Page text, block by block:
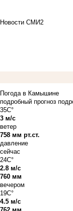
Новости СМИ2
Погода в Камышине
подробный прогноз
35C°
3 м/с
ветер
758 мм рт.ст.
давление
сейчас
24C°
2.8 м/с
760 мм
вечером
19C°
4.5 м/с